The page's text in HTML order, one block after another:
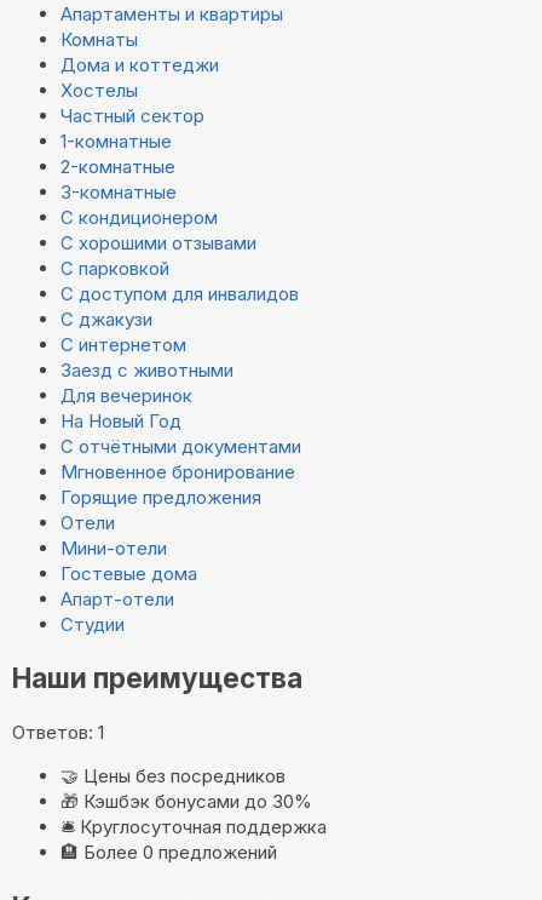
Апартаменты и квартиры
Комнаты
Дома и коттеджи
Хостелы
Частный сектор
1-комнатные
2-комнатные
3-комнатные
С кондиционером
С хорошими отзывами
С парковкой
С доступом для инвалидов
С джакузи
С интернетом
Заезд с животными
Для вечеринок
На Новый Год
С отчётными документами
Мгновенное бронирование
Горящие предложения
Отели
Мини-отели
Гостевые дома
Апарт-отели
Студии
Наши преимущества
Ответов: 1
🤝 Цены без посредников
🎁 Кэшбэк бонусами до 30%
🛎️ Круглосуточная поддержка
🏨 Более 0 предложений